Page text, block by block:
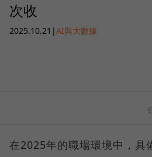
次收
2025.10.21 |AI與大數據
在2025年的職場環境中，具